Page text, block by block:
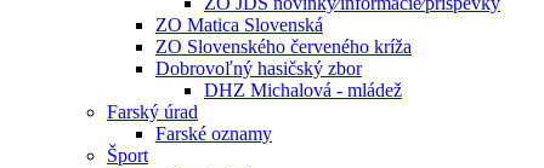
ZO Matica Slovenská
ZO Slovenského červeného kríža
Dobrovoľný hasičský zbor
DHZ Michalová - mládež
Farský úrad
Farské oznamy
Šport